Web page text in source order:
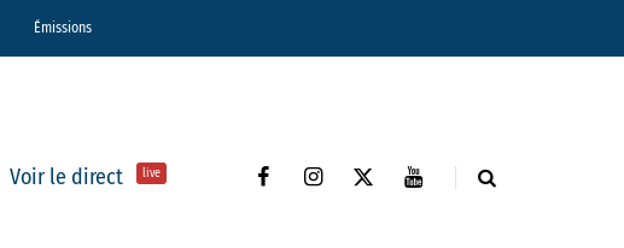
Émissions
Voir le direct live